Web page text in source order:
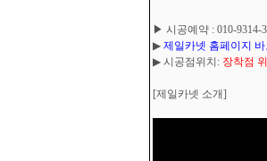
▶ 시공예약 : 010-9314-
▶ 제일카넷 홈페이지 바
▶ 시공점위치: 장착점
[제일카넷 소개]